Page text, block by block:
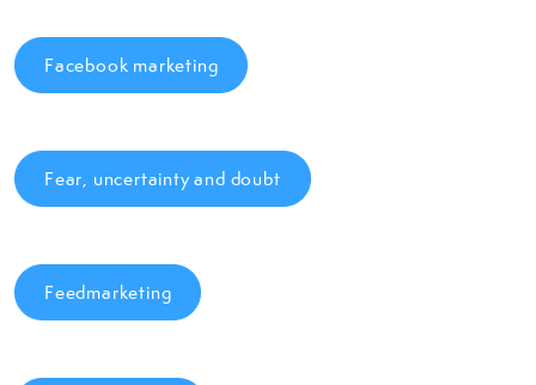
Facebook marketing
Fear, uncertainty and doubt
Feedmarketing